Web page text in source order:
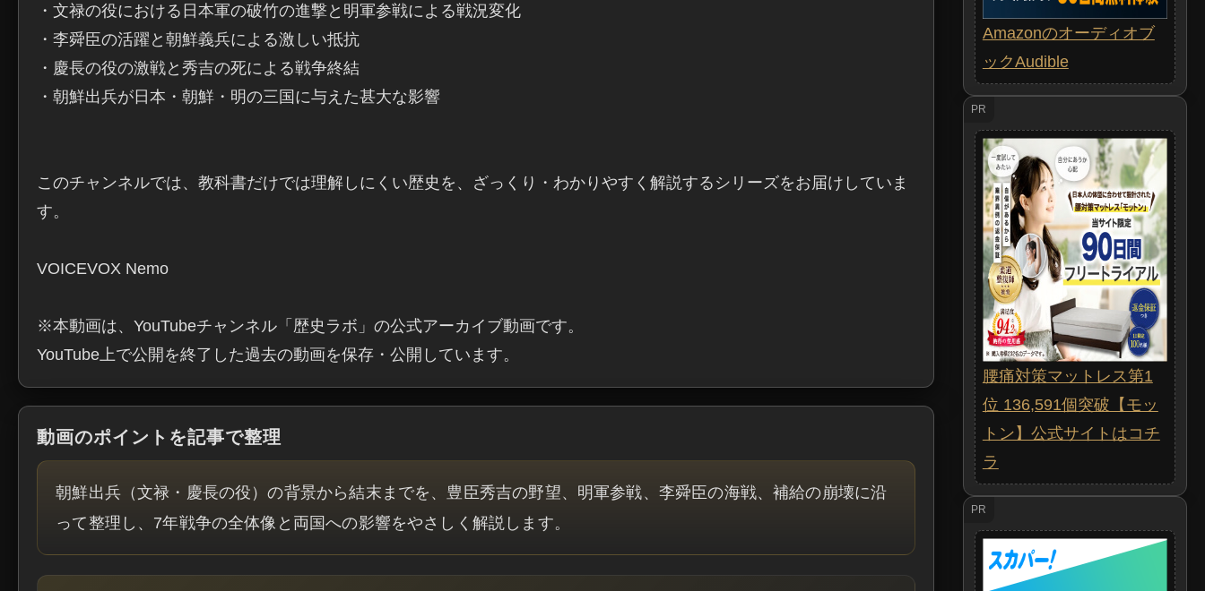
・文禄の役における日本軍の破竹の進撃と明軍参戦による戦況変化
・李舜臣の活躍と朝鮮義兵による激しい抵抗
・慶長の役の激戦と秀吉の死による戦争終結
・朝鮮出兵が日本・朝鮮・明の三国に与えた甚大な影響
このチャンネルでは、教科書だけでは理解しにくい歴史を、ざっくり・わかりやすく解説するシリーズをお届けしていま
す。
VOICEVOX Nemo
※本動画は、YouTubeチャンネル「歴史ラボ」の公式アーカイブ動画です。
YouTube上で公開を終了した過去の動画を保存・公開しています。
動画のポイントを記事で整理
朝鮮出兵（文禄・慶長の役）の背景から結末までを、豊臣秀吉の野望、明軍参戦、李舜臣の海戦、補給の崩壊に沿
って整理し、7年戦争の全体像と両国への影響をやさしく解説します。
Amazonのオーディオブ
ックAudible
PR
腰痛対策マットレス第1
位 136,591個突破【モッ
トン】公式サイトはコチ
ラ
PR